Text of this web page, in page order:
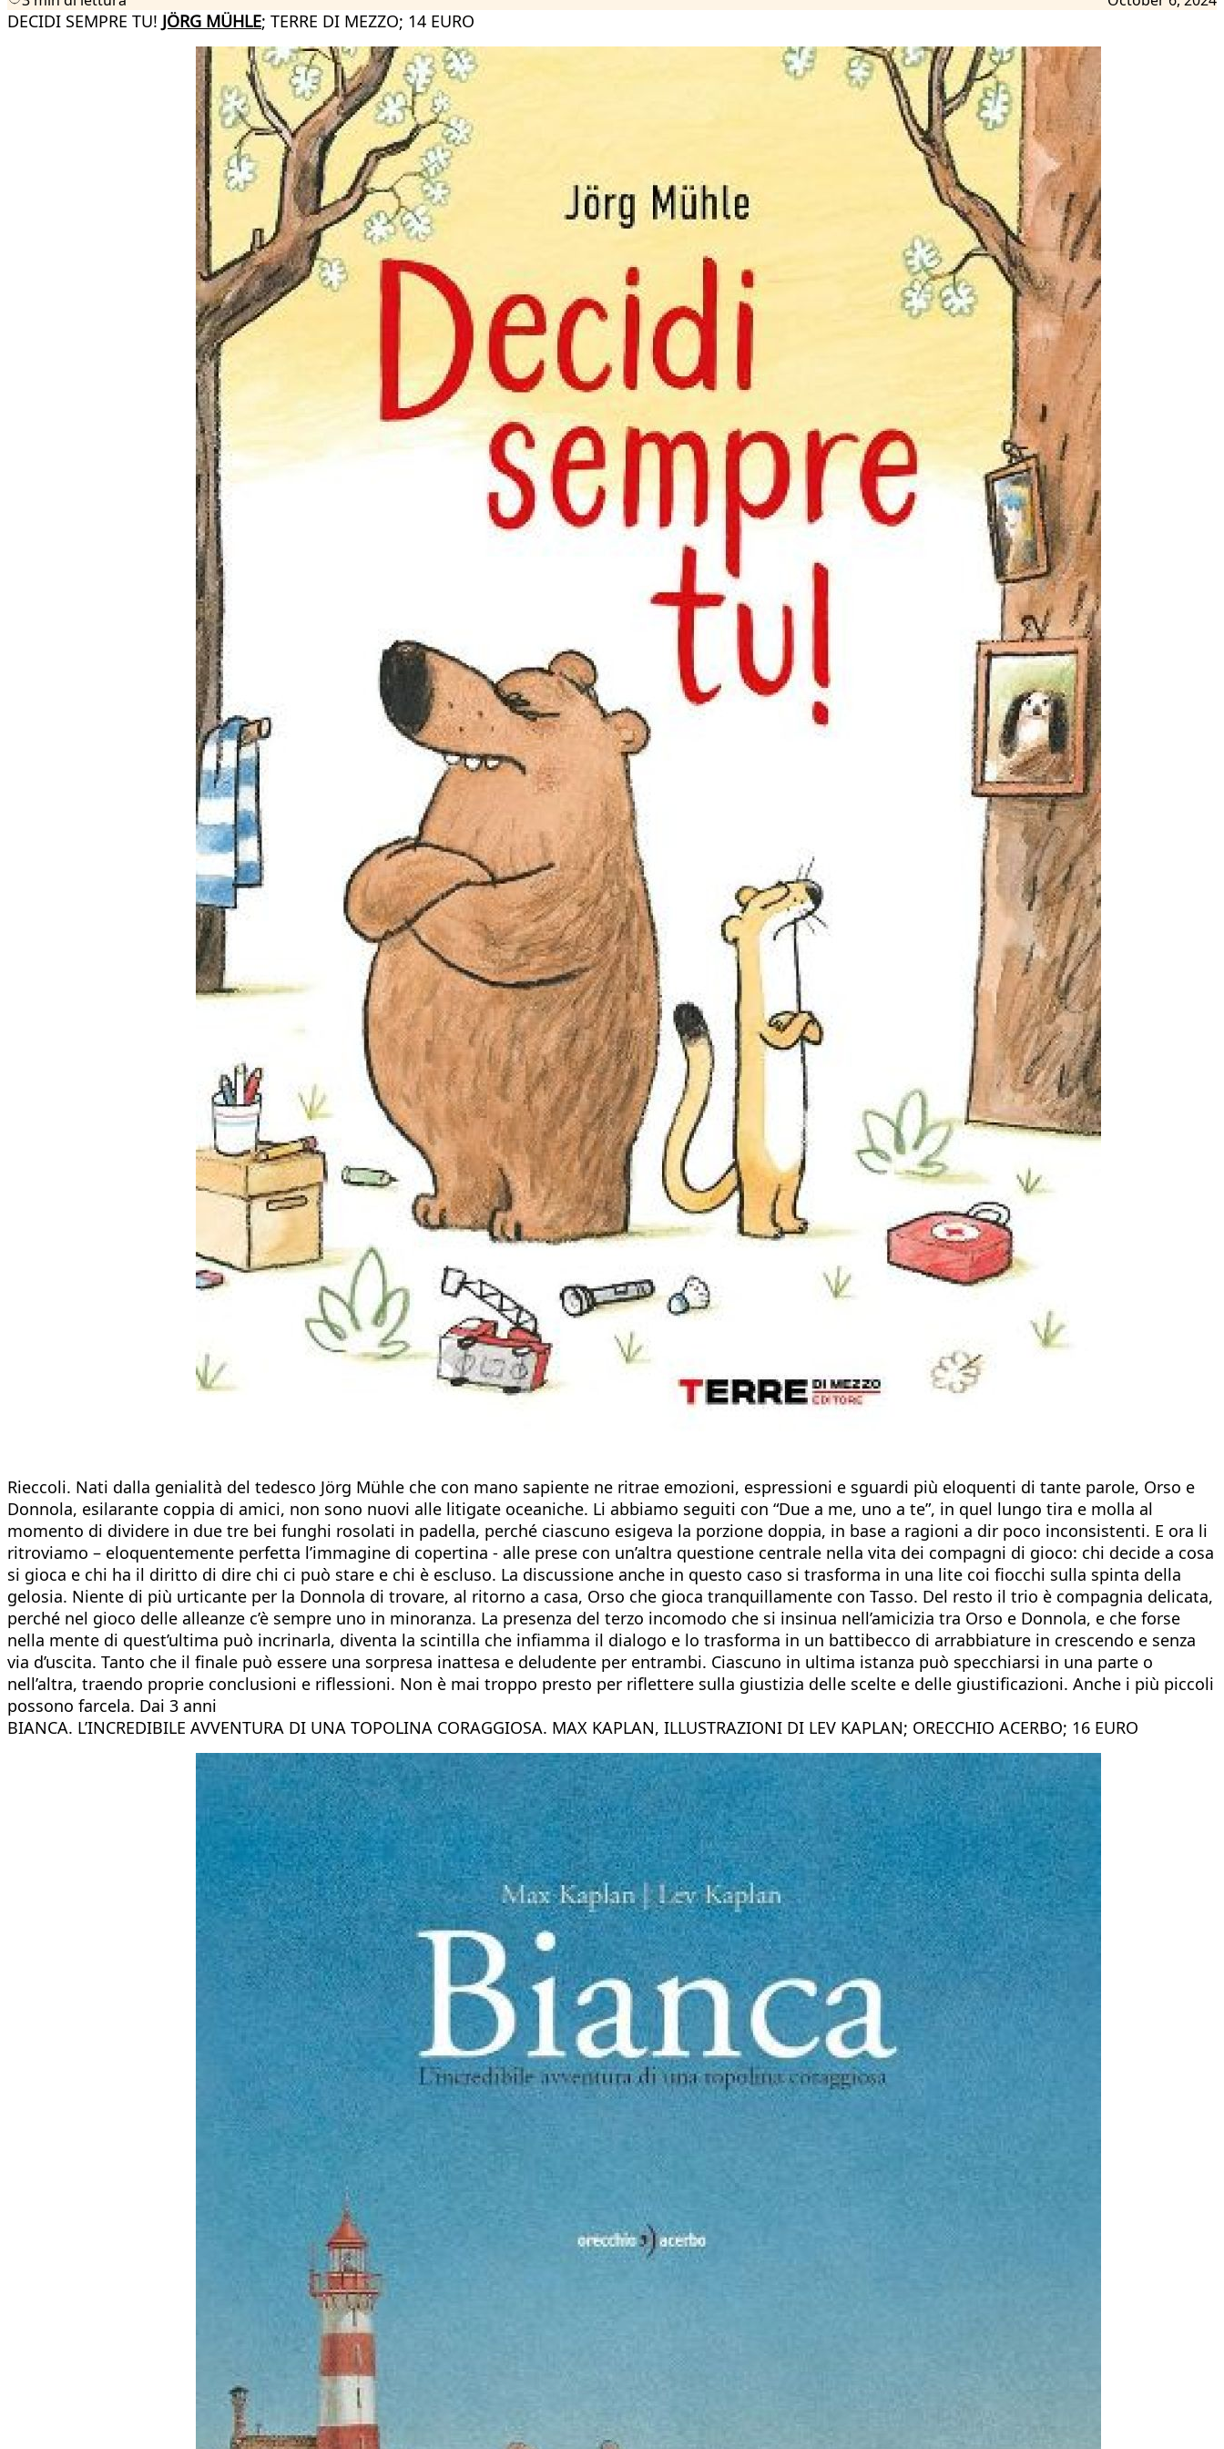
DECIDI SEMPRE TU! JÖRG MÜHLE; TERRE DI MEZZO; 14 EURO
Rieccoli. Nati dalla genialità del tedesco Jörg Mühle che con mano sapiente ne ritrae emozioni, espressioni e sguardi più eloquenti di tante parole, Orso e
Donnola, esilarante coppia di amici, non sono nuovi alle litigate oceaniche. Li abbiamo seguiti con “Due a me, uno a te”, in quel lungo tira e molla al
momento di dividere in due tre bei funghi rosolati in padella, perché ciascuno esigeva la porzione doppia, in base a ragioni a dir poco inconsistenti. E ora li
ritroviamo – eloquentemente perfetta l’immagine di copertina - alle prese con un’altra questione centrale nella vita dei compagni di gioco: chi decide a cosa
si gioca e chi ha il diritto di dire chi ci può stare e chi è escluso. La discussione anche in questo caso si trasforma in una lite coi fiocchi sulla spinta della
gelosia. Niente di più urticante per la Donnola di trovare, al ritorno a casa, Orso che gioca tranquillamente con Tasso. Del resto il trio è compagnia delicata,
perché nel gioco delle alleanze c’è sempre uno in minoranza. La presenza del terzo incomodo che si insinua nell’amicizia tra Orso e Donnola, e che forse
nella mente di quest’ultima può incrinarla, diventa la scintilla che infiamma il dialogo e lo trasforma in un battibecco di arrabbiature in crescendo e senza
via d’uscita. Tanto che il finale può essere una sorpresa inattesa e deludente per entrambi. Ciascuno in ultima istanza può specchiarsi in una parte o
nell’altra, traendo proprie conclusioni e riflessioni. Non è mai troppo presto per riflettere sulla giustizia delle scelte e delle giustificazioni. Anche i più piccoli
possono farcela. Dai 3 anni
BIANCA. L’INCREDIBILE AVVENTURA DI UNA TOPOLINA CORAGGIOSA. MAX KAPLAN, ILLUSTRAZIONI DI LEV KAPLAN; ORECCHIO ACERBO; 16 EURO